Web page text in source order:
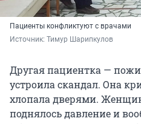
Пациенты конфликтуют с врачами
Источник: Тимур Шарипкулов
Другая пациентка —
устроила скандал. Она
хлопала дверями.
поднялось давление и